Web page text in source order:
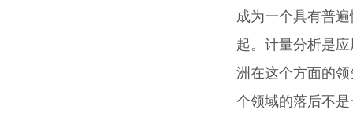
成为一个具有普
起。计量分析是
洲在这个方面的
个领域的落后不